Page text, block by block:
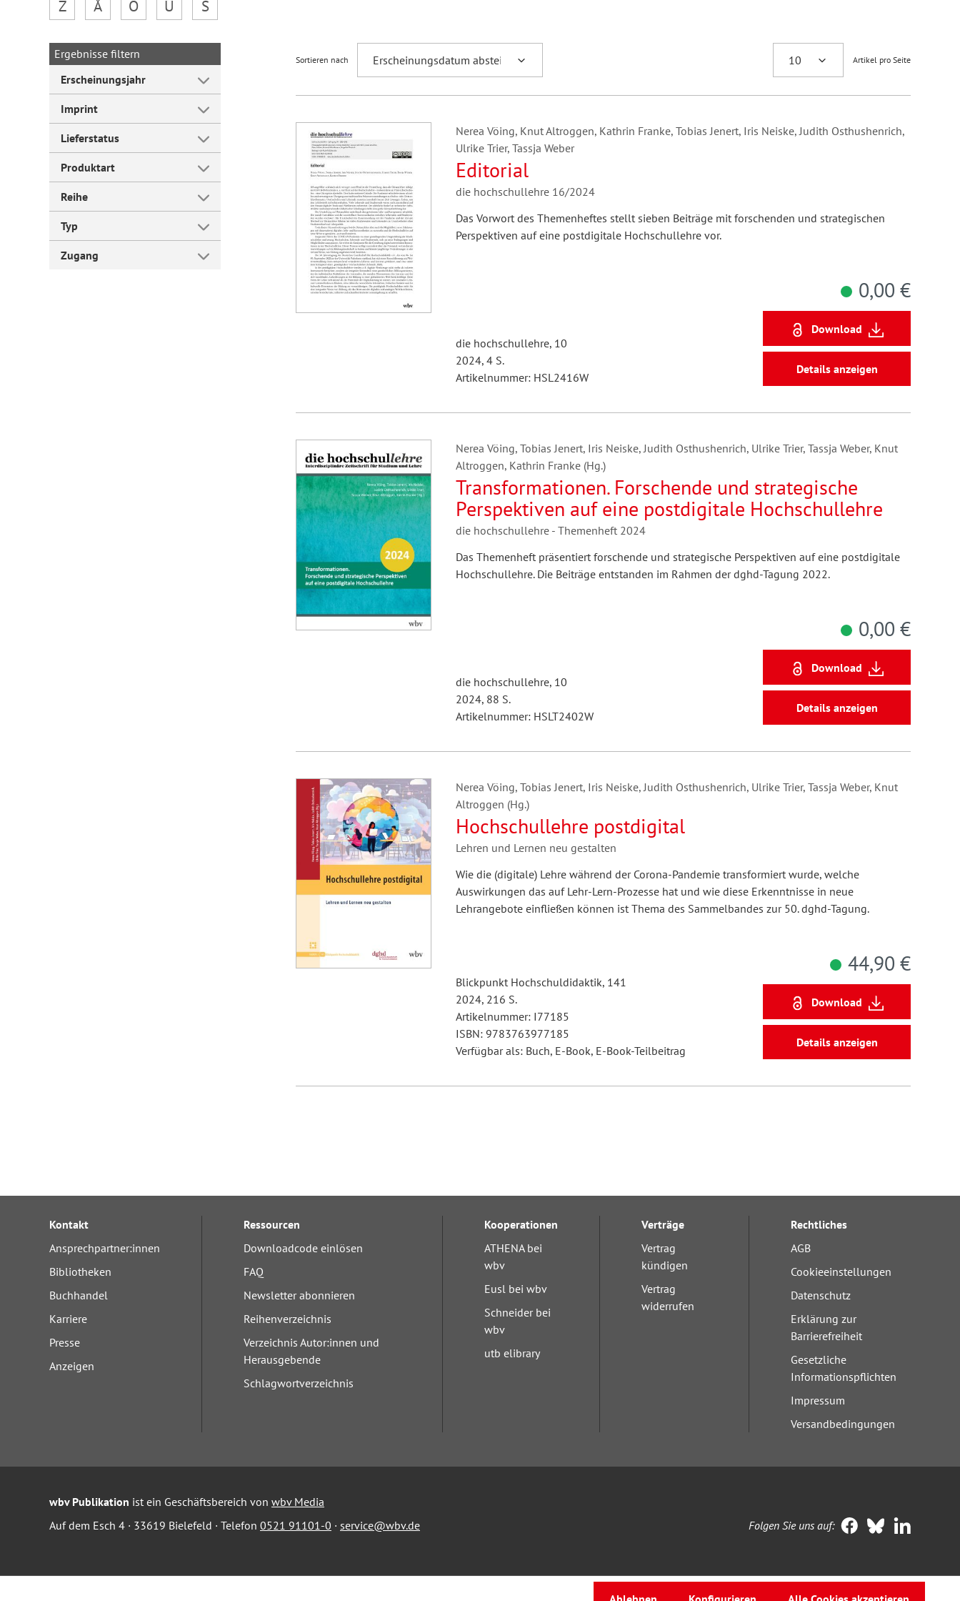
Forum Arbeitslehre
Z
Å Ö Ü Š
Ergebnisse filtern
Erscheinungsjahr
Imprint
Lieferstatus
Produktart
Reihe
Typ
Zugang
Sortieren nach Artikel pro Seite
Nerea Vöing, Knut Altroggen, Kathrin Franke, Tobias Jenert, Iris Neiske, Judith Osthushenrich,
Ulrike Trier, Tassja Weber
Editorial
die hochschullehre 16/2024
Das Vorwort des Themenheftes stellt sieben Beiträge mit forschenden und strategischen
Perspektiven auf eine postdigitale Hochschullehre vor.
die hochschullehre, 10
2024, 4 S.
Artikelnummer: HSL2416W
0,00 €
Download
Details anzeigen
Nerea Vöing, Tobias Jenert, Iris Neiske, Judith Osthushenrich, Ulrike Trier, Tassja Weber, Knut
Altroggen, Kathrin Franke (Hg.)
Transformationen. Forschende und strategische
Perspektiven auf eine postdigitale Hochschullehre
die hochschullehre - Themenheft 2024
Das Themenheft präsentiert forschende und strategische Perspektiven auf eine postdigitale
Hochschullehre. Die Beiträge entstanden im Rahmen der dghd-Tagung 2022.
die hochschullehre, 10
2024, 88 S.
Artikelnummer: HSLT2402W
0,00 €
Download
Details anzeigen
Nerea Vöing, Tobias Jenert, Iris Neiske, Judith Osthushenrich, Ulrike Trier, Tassja Weber, Knut
Altroggen (Hg.)
Hochschullehre postdigital
Lehren und Lernen neu gestalten
Wie die (digitale) Lehre während der Corona-Pandemie transformiert wurde, welche
Auswirkungen das auf Lehr-Lern-Prozesse hat und wie diese Erkenntnisse in neue
Lehrangebote einfließen können ist Thema des Sammelbandes zur 50. dghd-Tagung.
Blickpunkt Hochschuldidaktik, 141
2024, 216 S.
Artikelnummer: I77185
ISBN: 9783763977185
Verfügbar als: Buch, E-Book, E-Book-Teilbeitrag
44,90 €
Download
Details anzeigen
Kontakt
Ansprechpartner:innen
Bibliotheken
Buchhandel
Karriere
Presse
Anzeigen
Ressourcen
Downloadcode einlösen
FAQ
Newsletter abonnieren
Reihenverzeichnis
Verzeichnis Autor:innen und
Herausgebende
Schlagwortverzeichnis
Kooperationen
ATHENA bei
wbv
Eusl bei wbv
Schneider bei
wbv
utb elibrary
Verträge
Vertrag
kündigen
Vertrag
widerrufen
Rechtliches
AGB
Cookieeinstellungen
Datenschutz
Erklärung zur
Barrierefreiheit
Gesetzliche
Informationspflichten
Impressum
Versandbedingungen
wbv Publikation ist ein Geschäftsbereich von wbv Media
Auf dem Esch 4 · 33619 Bielefeld · Telefon 0521 91101-0 · service@wbv.de Folgen Sie uns auf: